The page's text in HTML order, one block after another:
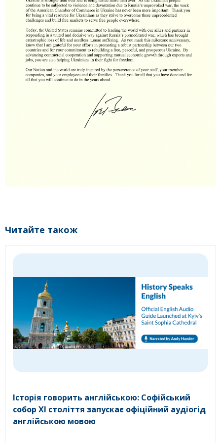
Читайте також
Історія говорить англійською: Софійський
собор XI століття запускає офіційний аудіогід
англійською мовою